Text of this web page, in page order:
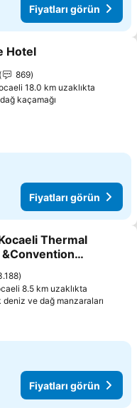
Fiyatları görün
ekle
Hotel
869
18.0 km uzaklıkta
kaçamağı
Fiyatları görün
ekle
Thermal
8.5 km uzaklıkta
deniz ve dağ manzaraları
Fiyatları görün